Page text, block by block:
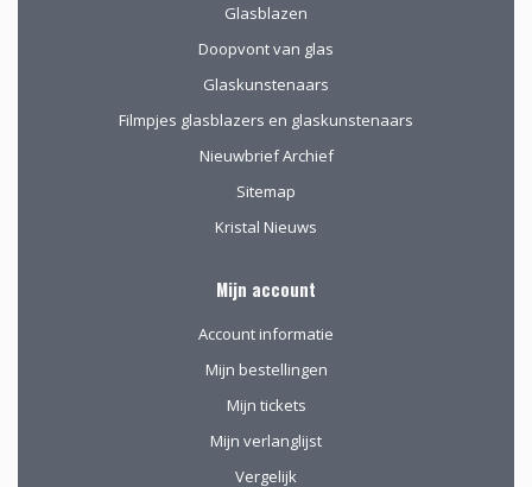
Glasblazen
Doopvont van glas
Glaskunstenaars
Filmpjes glasblazers en glaskunstenaars
Nieuwbrief Archief
Sitemap
Kristal Nieuws
Mijn account
Account informatie
Mijn bestellingen
Mijn tickets
Mijn verlanglijst
Vergelijk